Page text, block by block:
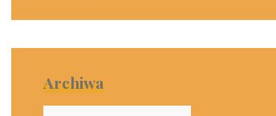
Archiwa